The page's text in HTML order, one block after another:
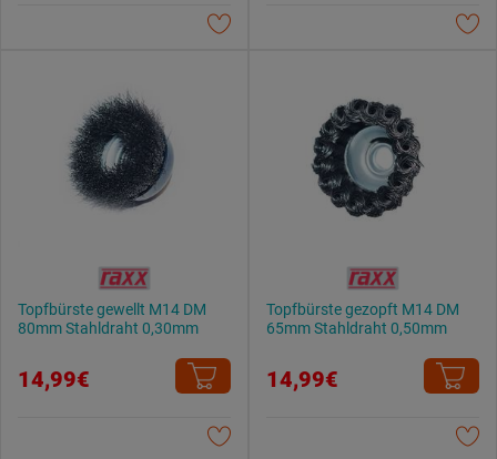
Topfbürste gewellt M14 DM
80mm Stahldraht 0,30mm
14,99€
Topfbürste gezopft M14 DM
65mm Stahldraht 0,50mm
14,99€
Datenschutzerklärung.